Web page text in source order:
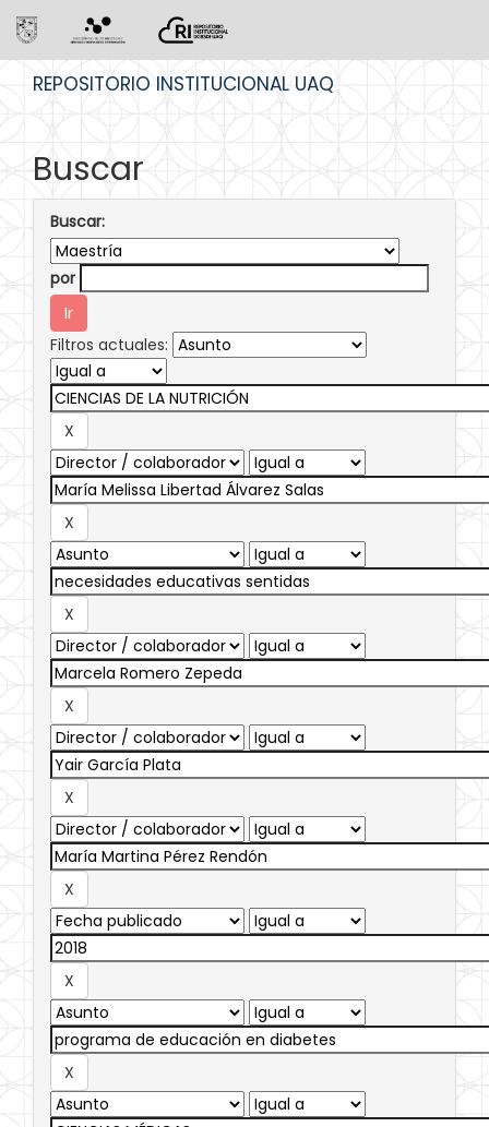
REPOSITORIO INSTITUCIONAL UAQ
Buscar
Buscar:
por
Filtros actuales: